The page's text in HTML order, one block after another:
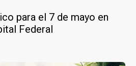
para el 7 de mayo en
Federal